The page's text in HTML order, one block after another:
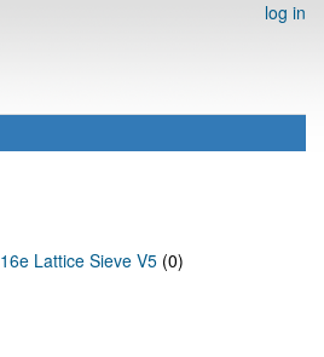
log in
16e Lattice Sieve V5 (0)